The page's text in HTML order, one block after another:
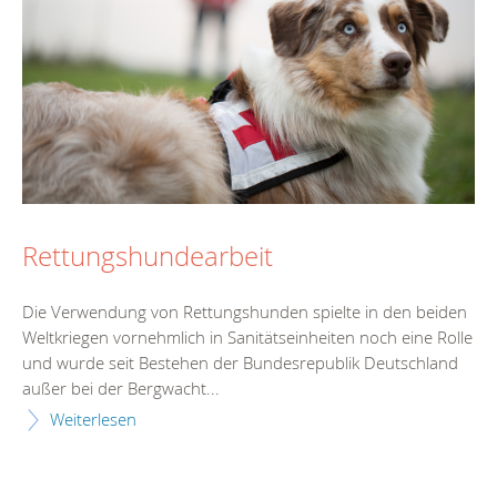
Rettungshundearbeit
Die Verwendung von Rettungshunden spielte in den beiden
Weltkriegen vornehmlich in Sanitätseinheiten noch eine Rolle
und wurde seit Bestehen der Bundesrepublik Deutschland
außer bei der Bergwacht...
Weiterlesen